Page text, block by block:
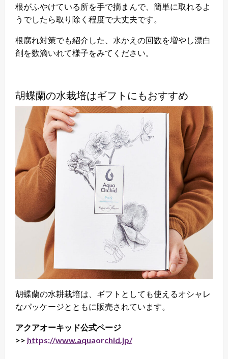
根がふやけている所を手で摘まんで、簡単に取れるよ
うでしたら取り除く程度で大丈夫です。
根腐れ対策でも紹介した、水かえの回数を増やし漂白
剤を数滴いれて様子をみてください。
胡蝶蘭の水栽培はギフトにもおすすめ
胡蝶蘭の水耕栽培は、ギフトとしても使えるオシャレ
なパッケージとともに販売されています。
アクアオーキッド公式ページ
>> https://www.aquaorchid.jp/